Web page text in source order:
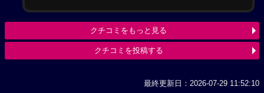
クチコミをもっと見る
クチコミを投稿する
最終更新日：2026-07-29 11:52:10